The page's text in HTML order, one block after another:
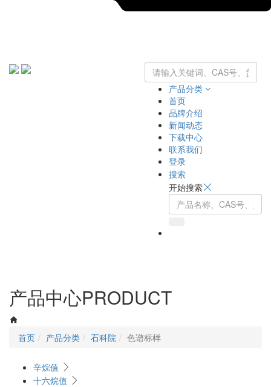
产品分类
首页
品牌介绍
新闻动态
下载中心
联系我们
登录
搜索
开始搜索
产品中心PRODUCT
首页 产品分类 石科院 色谱标样
辛烷值
十六烷值